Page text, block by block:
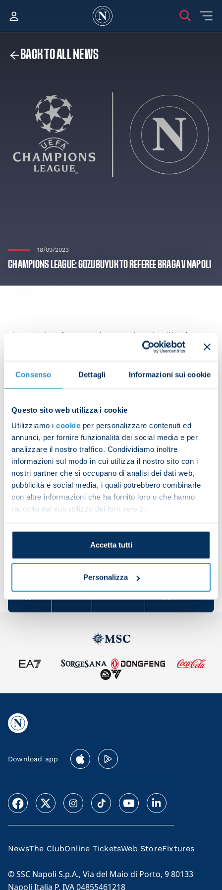
Consenso Dettagli Informazioni sui cookie
Questo sito web utilizza i cookie
Utilizziamo i cookie per personalizzare contenuti ed
annunci, per fornire funzionalità dei social media e per
analizzare il nostro traffico. Condividiamo inoltre
informazioni sul modo in cui utilizza il nostro sito con i
nostri partner che si occupano di analisi dei dati web,
pubblicità e social media, i quali potrebbero combinarle
con altre informazioni che ha fornito loro o che hanno
raccolto dal suo utilizzo dei loro servizi.
Accetta tutti
Personalizza
BACK TO ALL NEWS
18/09/2023
CHAMPIONS LEAGUE: GOZUBUYUK TO REFEREE BRAGA V NAPOLI
The Dutch referee Serdar Gozubuyuk will referee
Napoli’s upcoming match against Braga for
Assistants: Zeinstra, Balder
VAR: Dennis Higler, Dieperink
Gozubuyuk has a very brief history with the
Azzurri, refereeing just one of their previous
matches:
Midtjylland v Napoli (1-4), 22 October 2015 (Europa
League)
team
Download app
NewsThe ClubOnline TicketsWeb StoreFixtures
© SSC Napoli S.p.A., Via del Maio di Porto, 9 80133
Napoli Italia P. IVA 04855461218